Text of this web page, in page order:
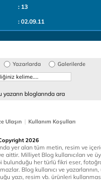
: 13
: 02.09.11
Yazarlarda Galerilerde
yazarın bloglarında ara
Ulaşın | Kullanım Koşulları
2026
yer alan tüm metin, resim ve
aittir. Milliyet Blog kullanıcıları ve
bulunduğu her türlü fikri eser,
Blog kullanıcı ve
yazı, resim vb. ürünleri